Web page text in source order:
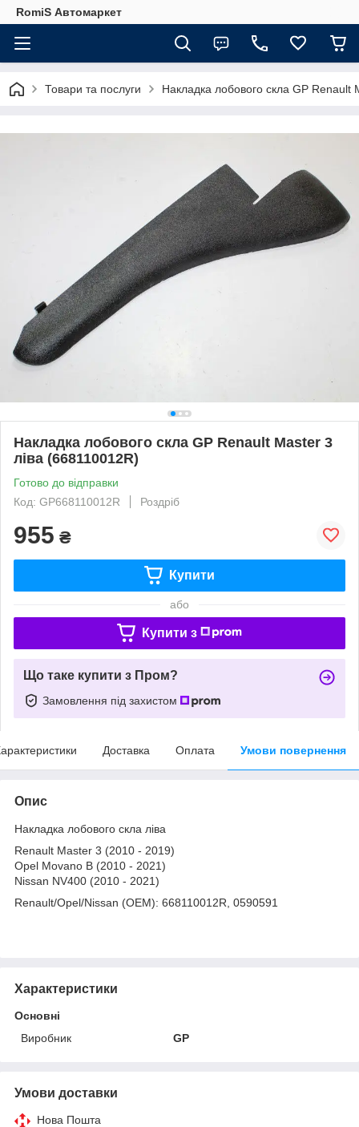
RomiS Автомаркет
Товари та послуги Накладка лобового скла GP Renault
Накладка лобового скла GP Renault Master 3
ліва (668110012R)
Готово до відправки
Код: GP668110012R
Роздріб
955 ₴
Купити
або
Купити з
Що таке купити з Пром?
Замовлення під захистом
Доставка Оплата Умови повернення
Опис
Накладка лобового скла ліва
Renault Master 3 (2010 - 2019)
Opel Movano B (2010 - 2021)
Nissan NV400 (2010 - 2021)
Renault/Opel/Nissan (OEM): 668110012R, 0590591
Характеристики
Основні
Виробник
GP
Умови доставки
Нова Пошта